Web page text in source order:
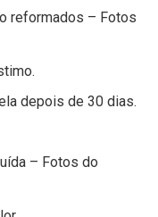
reformados – Fotos
depois de 30 dias.
– Fotos do